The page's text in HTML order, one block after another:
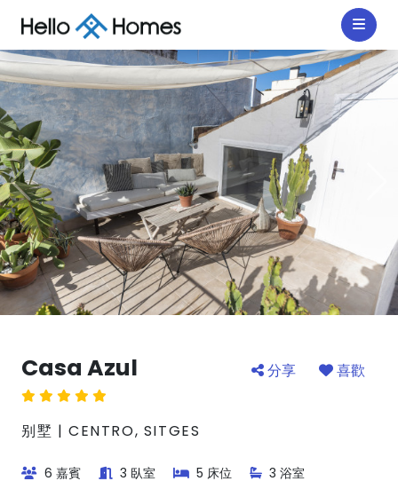
Casa Azul 分享 喜歡
别墅 | CENTRO, SITGES
6 嘉賓 3 臥室 5 床位 3 浴室